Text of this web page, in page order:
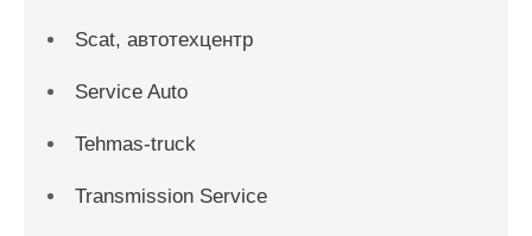
Scat, автотехцентр
Service Auto
Tehmas-truck
Transmission Service